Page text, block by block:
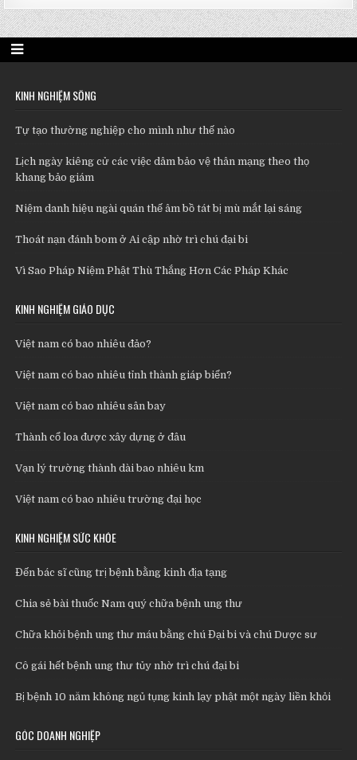
KINH NGHIỆM SỐNG
Tự tạo thường nghiệp cho mình như thế nào
Lịch ngày kiêng cử các việc dâm bảo vệ thân mạng theo thọ
khang bảo giám
Niệm danh hiệu ngài quán thế âm bồ tát bị mù mắt lại sáng
Thoát nạn đánh bom ở Ai cập nhờ trì chú đại bi
Vì Sao Pháp Niệm Phật Thù Thắng Hơn Các Pháp Khác
KINH NGHIỆM GIÁO DỤC
Việt nam có bao nhiêu đảo?
Việt nam có bao nhiêu tỉnh thành giáp biển?
Việt nam có bao nhiêu sân bay
Thành cổ loa được xây dựng ở đâu
Vạn lý trường thành dài bao nhiêu km
Việt nam có bao nhiêu trường đại học
KINH NGHIỆM SỨC KHỎE
Đến bác sĩ cũng trị bệnh bằng kinh địa tạng
Chia sẻ bài thuốc Nam quý chữa bệnh ung thư
Chữa khỏi bệnh ung thư máu bằng chú Đại bi và chú Dược sư
Cô gái hết bệnh ung thư tủy nhờ trì chú đại bi
Bị bệnh 10 năm không ngủ tụng kinh lạy phật một ngày liền khỏi
GÓC DOANH NGHIỆP